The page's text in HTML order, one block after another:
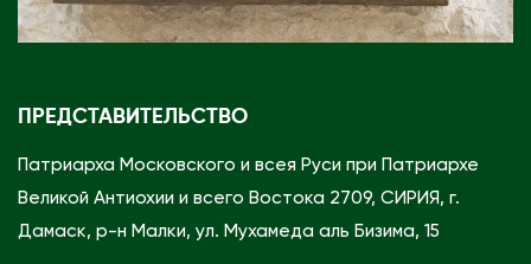
ПРЕДСТАВИТЕЛЬСТВО
Патриарха Московского и всея Руси при Патриархе
Великой Антиохии и всего Востока 2709, СИРИЯ, г.
Дамаск, р-н Малки, ул. Мухамеда аль Бизима, 15